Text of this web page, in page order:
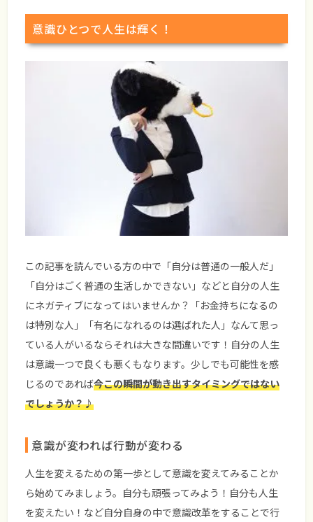
意識ひとつで人生は輝く！
この記事を読んでいる方の中で「自分は普通の一般人だ」
「自分はごく普通の生活しかできない」などと自分の人生
にネガティブになってはいませんか？「お金持ちになるの
は特別な人」「有名になれるのは選ばれた人」なんて思っ
ている人がいるならそれは大きな間違いです！自分の人生
は意識一つで良くも悪くもなります。少しでも可能性を感
じるのであれば今この瞬間が動き出すタイミングではない
でしょうか？♪
意識が変われば行動が変わる
人生を変えるための第一歩として意識を変えてみることか
ら始めてみましょう。自分も頑張ってみよう！自分も人生
を変えたい！など自分自身の中で意識改革をすることで行